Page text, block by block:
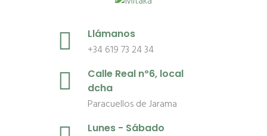
Llámanos
+34 619 73 24 34
Calle Real nº6, local
dcha
Paracuellos de Jarama
Lunes - Sábado